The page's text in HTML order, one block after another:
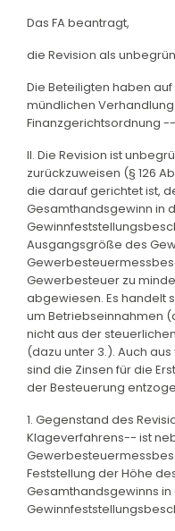
Das FA beantragt,
die Revision als
Die Beteiligten haben
mündlichen
Finanzgerichtsordnung
II. Die Revision ist
zurückzuweisen (§ 126
die darauf gerichtet ist,
Gesamthandsgewinn in
Ausgangsgröße des
Gewerbesteuer zu
abgewiesen. Es handelt
um Betriebseinnahmen
nicht aus der
(dazu unter 3.). Auch
sind die Zinsen für die
der Besteuerung
1. Gegenstand des
Klageverfahrens-- ist
Feststellung der Höhe
Gesamthandsgewinns in